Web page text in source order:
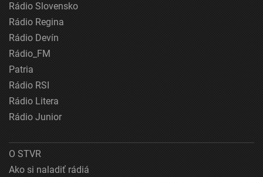
Rádio Slovensko
Rádio Regina
Rádio Devín
Rádio_FM
Patria
Rádio RSI
Rádio Litera
Rádio Junior
O STVR
Ako si naladiť rádiá